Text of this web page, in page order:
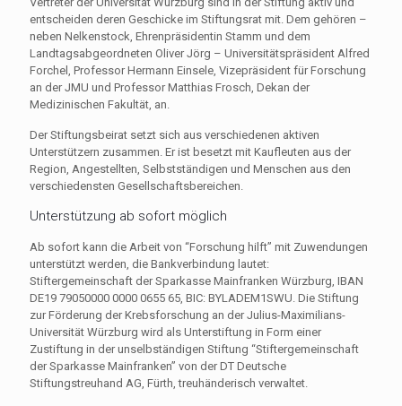
entscheiden deren Geschicke im Stiftungsrat mit. Dem gehören –
neben Nelkenstock, Ehrenpräsidentin Stamm und dem
Landtagsabgeordneten Oliver Jörg – Universitätspräsident Alfred
Forchel, Professor Hermann Einsele, Vizepräsident für Forschung
an der JMU und Professor Matthias Frosch, Dekan der
Medizinischen Fakultät, an.
Der Stiftungsbeirat setzt sich aus verschiedenen aktiven
Unterstützern zusammen. Er ist besetzt mit Kaufleuten aus der
Region, Angestellten, Selbstständigen und Menschen aus den
verschiedensten Gesellschaftsbereichen.
Unterstützung ab sofort möglich
Ab sofort kann die Arbeit von “Forschung hilft” mit Zuwendungen
unterstützt werden, die Bankverbindung lautet:
Stiftergemeinschaft der Sparkasse Mainfranken Würzburg, IBAN
DE19 79050000 0000 0655 65, BIC: BYLADEM1SWU. Die Stiftung
zur Förderung der Krebsforschung an der Julius-Maximilians-
Universität Würzburg wird als Unterstiftung in Form einer
Zustiftung in der unselbständigen Stiftung “Stiftergemeinschaft
der Sparkasse Mainfranken” von der DT Deutsche
Stiftungstreuhand AG, Fürth, treuhänderisch verwaltet.